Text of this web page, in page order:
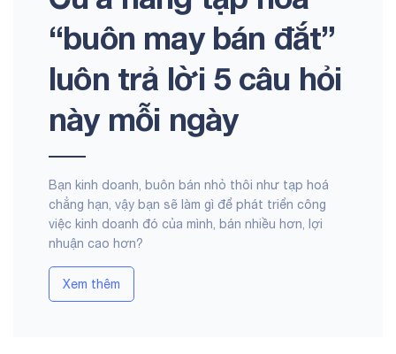
“buôn may bán đắt”
luôn trả lời 5 câu hỏi
này mỗi ngày
Bạn kinh doanh, buôn bán nhỏ thôi như tạp hoá
chẳng hạn, vậy bạn sẽ làm gì để phát triển công
việc kinh doanh đó của mình, bán nhiều hơn, lợi
nhuận cao hơn?
Xem thêm